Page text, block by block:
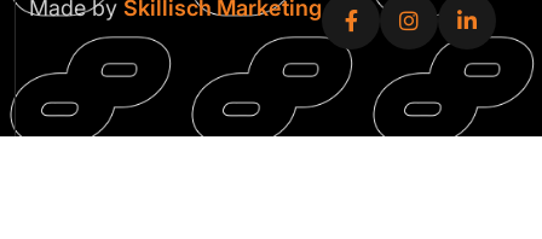
Made by Skillisch Marketing